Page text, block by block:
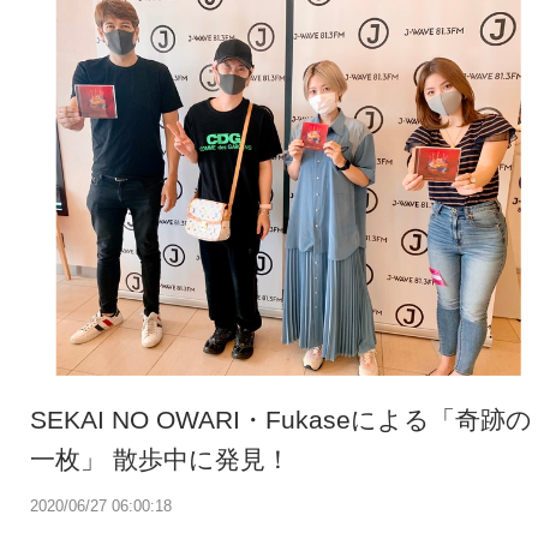
2020/06/27 06:00:18
SEKAI NO OWARI・Fukaseによる「奇跡の
一枚」 散歩中に発見！